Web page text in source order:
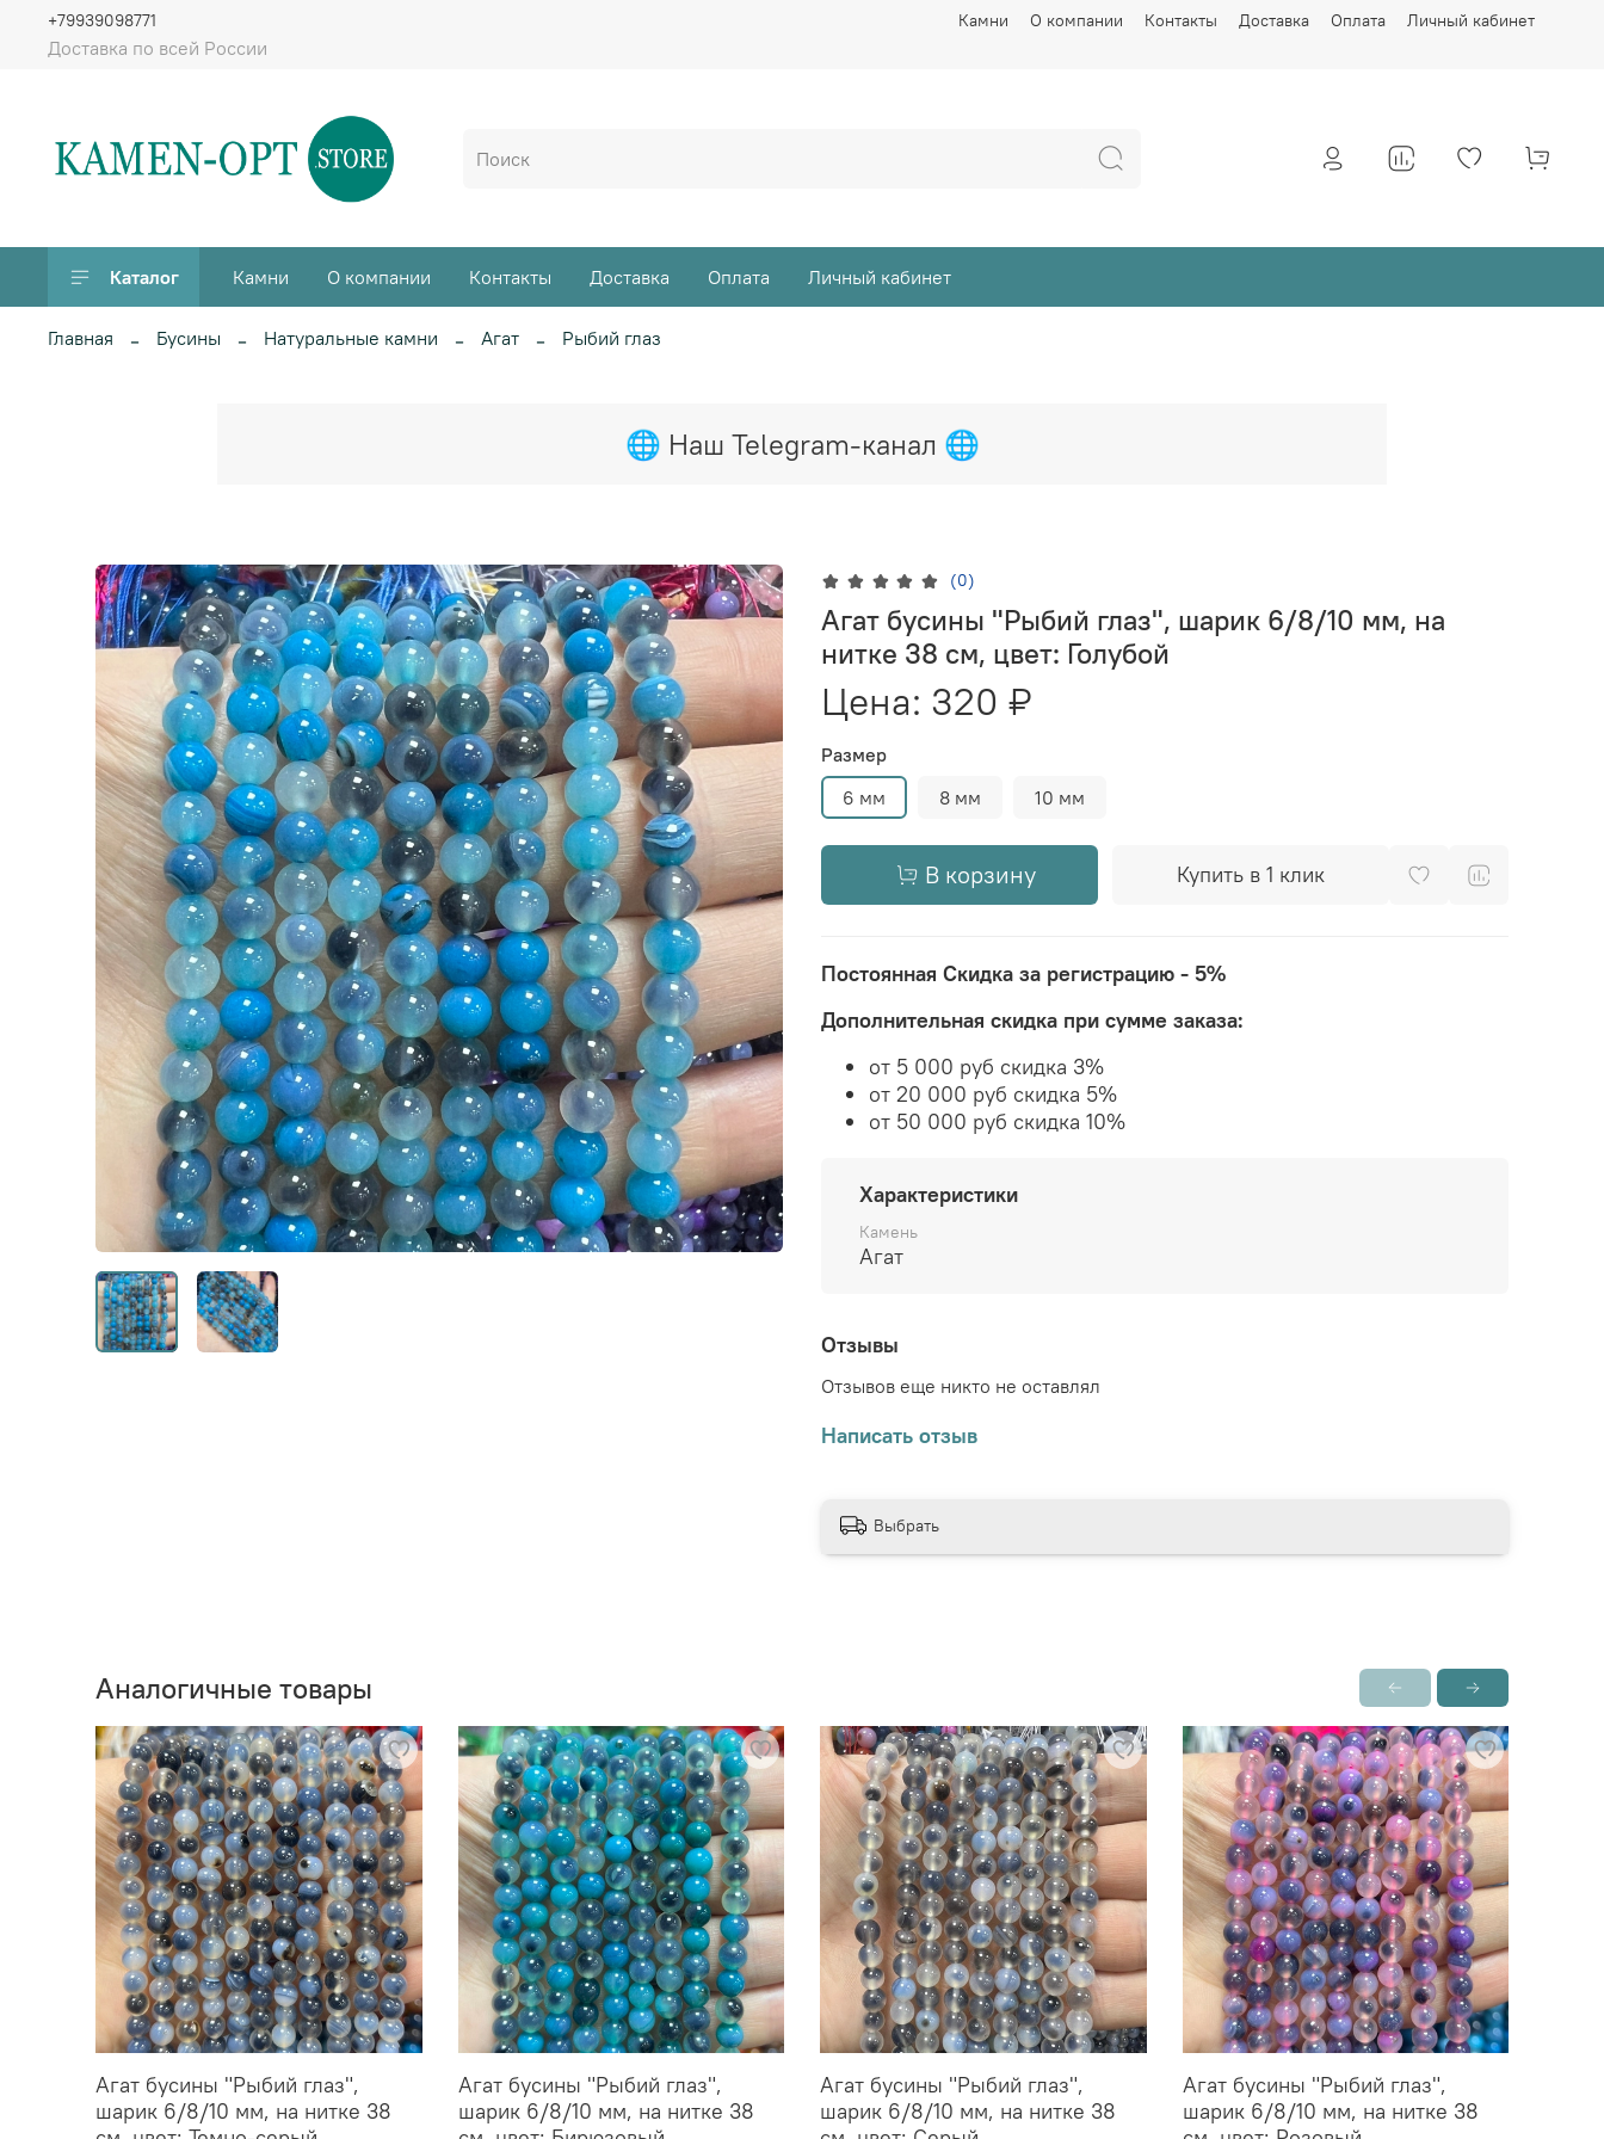
Камни О компании Контакты Доставка Оплата Личный кабинет
Доставка по всей России
+79939098771
Каталог Камни О компании Контакты Доставка Оплата Личный кабинет
Главная Бусины Натуральные камни Агат Рыбий глаз
🌐 Наш Telegram-канал 🌐
(0)
Агат бусины "Рыбий глаз", шарик 6/8/10 мм, на
нитке 38 см, цвет: Голубой
Цена: 320 ₽
Размер
6 мм
8 мм 10 мм
В корзину Купить в 1 клик
Постоянная Скидка за регистрацию - 5%
Дополнительная скидка при сумме заказа:
от 5 000 руб скидка 3%
от 20 000 руб скидка 5%
от 50 000 руб скидка 10%
Характеристики
Камень
Агат
Отзывы
Отзывов еще никто не оставлял
Написать отзыв
Выбрать
Аналогичные товары
Агат бусины "Рыбий глаз",
шарик 6/8/10 мм, на нитке 38
Агат бусины "Рыбий глаз",
шарик 6/8/10 мм, на нитке 38
Агат бусины "Рыбий глаз",
шарик 6/8/10 мм, на нитке 38
Агат бусины "Рыбий глаз",
шарик 6/8/10 мм, на нитке 38